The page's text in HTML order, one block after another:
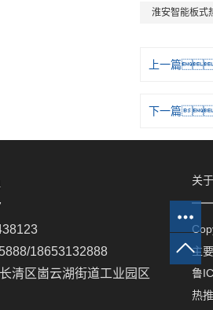
淮安智能板式
上一篇
下一篇
18653132888
清区崮云湖街道工业园区
关
主
鲁
热